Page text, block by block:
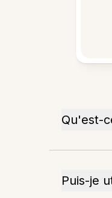
Qu'est-
Puis-je